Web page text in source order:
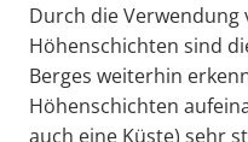
Durch die
Höhenschichten sind
Berges weiterhin
Höhenschichten
auch eine Küste) sehr